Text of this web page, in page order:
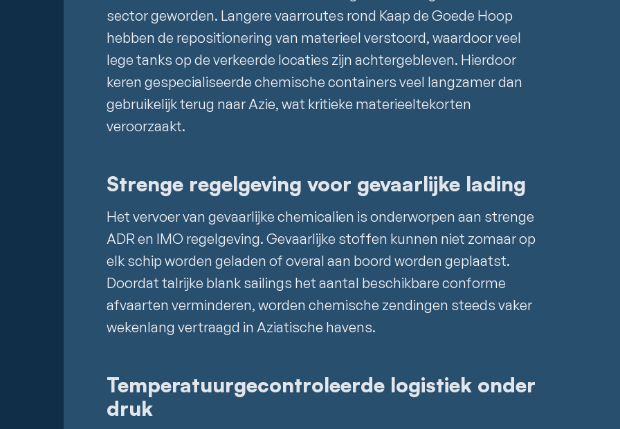
sector geworden. Langere vaarroutes rond Kaap de Goede Hoop
hebben de repositionering van materieel verstoord, waardoor veel
lege tanks op de verkeerde locaties zijn achtergebleven. Hierdoor
keren gespecialiseerde chemische containers veel langzamer dan
gebruikelijk terug naar Azie, wat kritieke materieeltekorten
veroorzaakt.
Strenge regelgeving voor gevaarlijke lading
Het vervoer van gevaarlijke chemicalien is onderworpen aan strenge
ADR en IMO regelgeving. Gevaarlijke stoffen kunnen niet zomaar op
elk schip worden geladen of overal aan boord worden geplaatst.
Doordat talrijke blank sailings het aantal beschikbare conforme
afvaarten verminderen, worden chemische zendingen steeds vaker
wekenlang vertraagd in Aziatische havens.
Temperatuurgecontroleerde logistiek onder
druk